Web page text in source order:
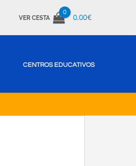
VER CESTA
0
0.00€
CENTROS EDUCATIVOS